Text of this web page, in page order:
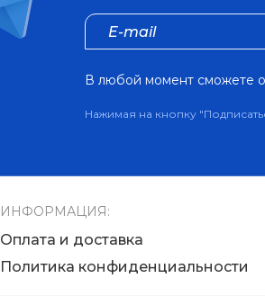
В любой момент сможете
Нажимая на кнопку
ИНФОРМАЦИЯ:
Оплата и доставка
Политика конфиденциальности